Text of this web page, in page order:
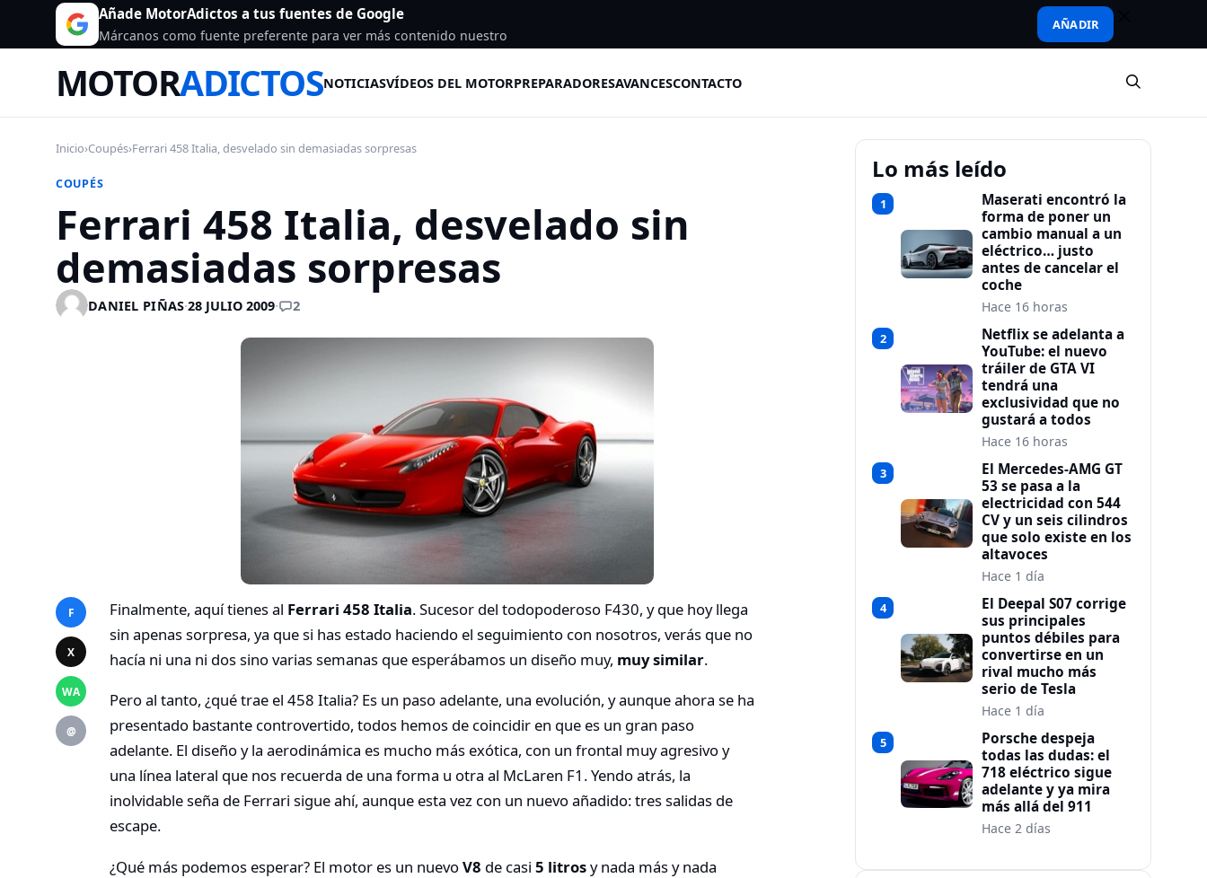
Añade MotorAdictos a tus fuentes de Google
Márcanos como fuente preferente para ver más contenido nuestro
AÑADIR
MOTORADICTOSNOTICIASVÍDEOS DEL MOTORPREPARADORESAVANCESCONTACTO
Inicio›Coupés›Ferrari 458 Italia, desvelado sin demasiadas sorpresas
COUPÉS
Ferrari 458 Italia, desvelado sin
demasiadas sorpresas
DANIEL PIÑAS·28 JULIO 2009· 2
F
X
WA
@
Finalmente, aquí tienes al Ferrari 458 Italia. Sucesor del todopoderoso F430, y que hoy llega
sin apenas sorpresa, ya que si has estado haciendo el seguimiento con nosotros, verás que no
hacía ni una ni dos sino varias semanas que esperábamos un diseño muy, muy similar.
Pero al tanto, ¿qué trae el 458 Italia? Es un paso adelante, una evolución, y aunque ahora se ha
presentado bastante controvertido, todos hemos de coincidir en que es un gran paso
adelante. El diseño y la aerodinámica es mucho más exótica, con un frontal muy agresivo y
una línea lateral que nos recuerda de una forma u otra al McLaren F1. Yendo atrás, la
inolvidable seña de Ferrari sigue ahí, aunque esta vez con un nuevo añadido: tres salidas de
escape.
¿Qué más podemos esperar? El motor es un nuevoV8 de casi 5 litrosy nada más y nada
Lo más leído
1
Maserati encontró la
forma de poner un
cambio manual a un
eléctrico… justo
antes de cancelar el
coche
Hace 16 horas
2
Netflix se adelanta a
YouTube: el nuevo
tráiler de GTA VI
tendrá una
exclusividad que no
gustará a todos
Hace 16 horas
3
El Mercedes-AMG GT
53 se pasa a la
electricidad con 544
CV y un seis cilindros
que solo existe en los
altavoces
Hace 1 día
4
El Deepal S07 corrige
sus principales
puntos débiles para
convertirse en un
rival mucho más
serio de Tesla
Hace 1 día
5
Porsche despeja
todas las dudas: el
718 eléctrico sigue
adelante y ya mira
más allá del 911
Hace 2 días